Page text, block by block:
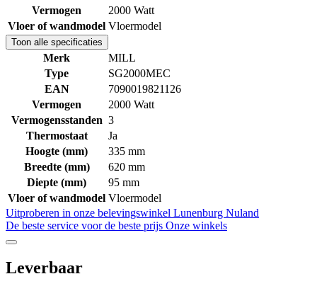
Vermogen
2000 Watt
Vloer of wandmodel Vloermodel
Toon alle specificaties
Merk
MILL
Type
SG2000MEC
EAN
7090019821126
Vermogen
2000 Watt
Vermogensstanden 3
Thermostaat
Ja
Hoogte (mm)
335 mm
Breedte (mm)
620 mm
Diepte (mm)
95 mm
Vloer of wandmodel Vloermodel
Uitproberen in onze belevingswinkel Lunenburg Nuland
De beste service voor de beste prijs Onze winkels
Leverbaar